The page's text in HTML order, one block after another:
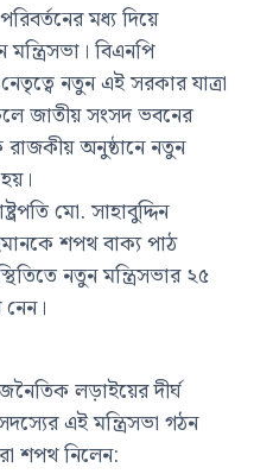
মধ্য দিয়ে
বিএনপি
নতুন এই সরকার যাত্রা
জাতীয় সংসদ ভবনের
অনুষ্ঠানে নতুন
মো. সাহাবুদ্দিন
শপথ বাক্য পাঠ
নতুন মন্ত্রিসভার ২৫
লড়াইয়ের দীর্ঘ
এই মন্ত্রিসভা গঠন
শপথ নিলেন: